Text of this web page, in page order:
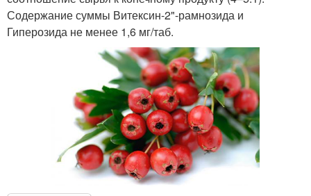
Содержание суммы Витексин-2"-рамнозида и
Гиперозида не менее 1,6 мг/таб.